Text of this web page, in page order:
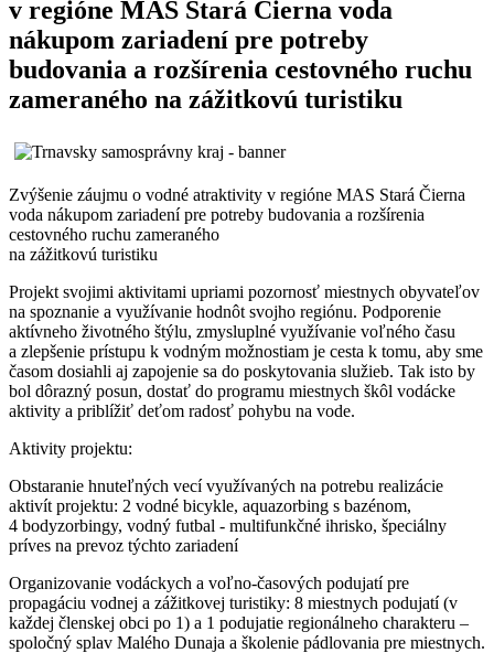
v regióne MAS Stará Čierna voda
nákupom zariadení pre potreby
budovania a rozšírenia cestovného ruchu
zameraného na zážitkovú turistiku
Zvýšenie záujmu o vodné atraktivity v regióne MAS Stará Čierna
voda nákupom zariadení pre potreby budovania a rozšírenia
cestovného ruchu zameraného
na zážitkovú turistiku
Projekt svojimi aktivitami upriami pozornosť miestnych obyvateľov
na spoznanie a využívanie hodnôt svojho regiónu. Podporenie
aktívneho životného štýlu, zmysluplné využívanie voľného času
a zlepšenie prístupu k vodným možnostiam je cesta k tomu, aby sme
časom dosiahli aj zapojenie sa do poskytovania služieb. Tak isto by
bol dôrazný posun, dostať do programu miestnych škôl vodácke
aktivity a priblížiť deťom radosť pohybu na vode.
Aktivity projektu:
Obstaranie hnuteľných vecí využívaných na potrebu realizácie
aktivít projektu: 2 vodné bicykle, aquazorbing s bazénom,
4 bodyzorbingy, vodný futbal - multifunkčné ihrisko, špeciálny
príves na prevoz týchto zariadení
Organizovanie vodáckych a voľno-časových podujatí pre
propagáciu vodnej a zážitkovej turistiky: 8 miestnych podujatí (v
každej členskej obci po 1) a 1 podujatie regionálneho charakteru –
spoločný splav Malého Dunaja a školenie pádlovania pre miestnych.